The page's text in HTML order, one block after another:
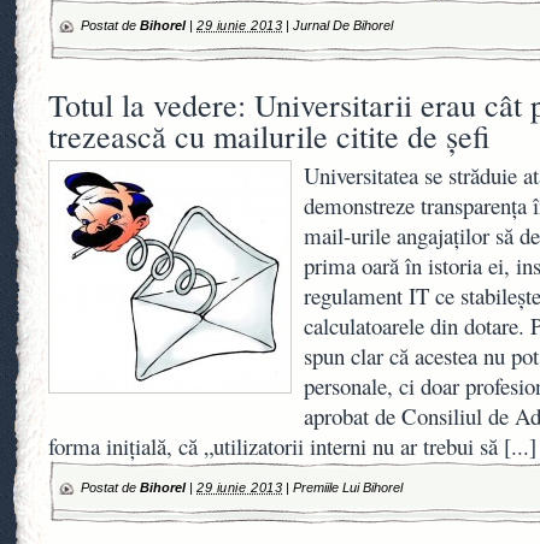
Postat de Bihorel| 29 iunie 2013 |Jurnal De Bihorel
Totul la vedere: Universitarii erau cât
trezească cu mailurile citite de şefi
Universitatea se străduie
demonstreze transparenţa
mail-urile angajaţilor să
prima oară în istoria ei,
regulament IT ce
calculatoarele din dotare.
spun clar că acestea nu
personale, ci doar
aprobat de Consiliul de
forma iniţială, că „utilizatorii interni nu ar trebui să [...]
Postat de Bihorel| 29 iunie 2013 |Premiile Lui Bihorel